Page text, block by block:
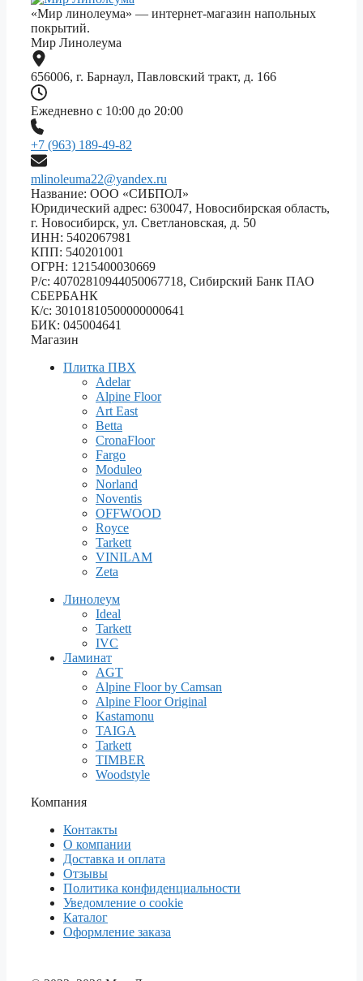
«Мир линолеума» — интернет-магазин напольных
покрытий.
Мир Линолеума
656006, г. Барнаул, Павловский тракт, д. 166
Ежедневно с 10:00 до 20:00
+7 (963) 189-49-82
mlinoleuma22@yandex.ru
Название: ООО «СИБПОЛ»
Юридический адрес: 630047, Новосибирская область,
г. Новосибирск, ул. Светлановская, д. 50
ИНН: 5402067981
КПП: 540201001
ОГРН: 1215400030669
Р/с: 40702810944050067718, Сибирский Банк ПАО
СБЕРБАНК
К/с: 30101810500000000641
БИК: 045004641
Магазин
Плитка ПВХ
Adelar
Alpine Floor
Art East
Betta
CronaFloor
Fargo
Moduleo
Norland
Noventis
OFFWOOD
Royce
Tarkett
VINILAM
Zeta
Линолеум
Ideal
Tarkett
IVC
Ламинат
AGT
Alpine Floor by Camsan
Alpine Floor Original
Kastamonu
TAIGA
Tarkett
TIMBER
Woodstyle
Компания
Контакты
О компании
Доставка и оплата
Отзывы
Политика конфиденциальности
Уведомление о cookie
Каталог
Оформление заказа